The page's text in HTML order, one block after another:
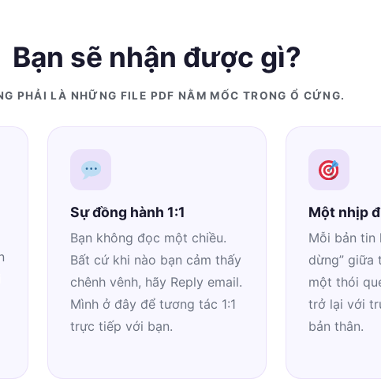
Bạn sẽ nhận được gì?
PHẢI LÀ NHỮNG FILE PDF NẰM MỐC TRONG Ổ CỨNG.
Sự đồng hành 1:1
Bạn không đọc một chiều.
Bất cứ khi nào bạn cảm thấy
chênh vênh, hãy Reply email.
Mình ở đây để tương tác 1:1
trực tiếp với bạn.
Một nhịp
Mỗi bản tin
dừng” giữa
một thói
trở lại với
bản thân.